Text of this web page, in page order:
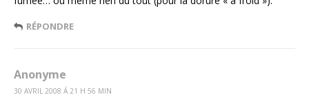
RÉPONDRE
Anonyme
30 AVRIL 2008 Á 21 H 56 MIN